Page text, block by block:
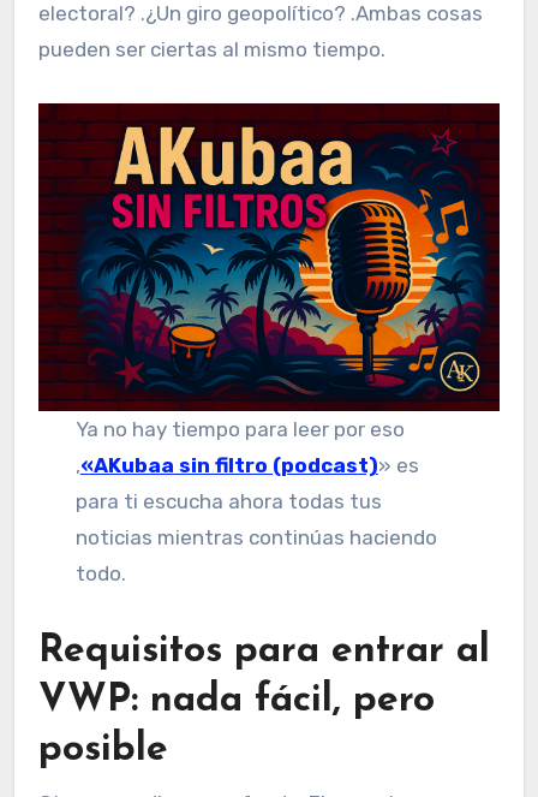
electoral? .¿Un giro geopolítico? .Ambas cosas
pueden ser ciertas al mismo tiempo.
Ya no hay tiempo para leer por eso
,«AKubaa sin filtro (podcast)» es
para ti escucha ahora todas tus
noticias mientras continúas haciendo
todo.
Requisitos para entrar al
VWP: nada fácil, pero
posible